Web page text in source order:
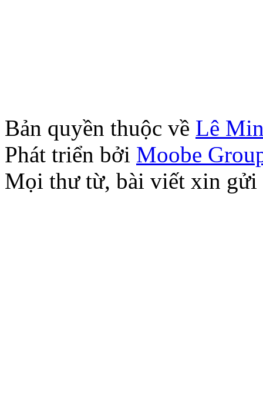
Bản quyền thuộc về Lê
Phát triển bởi Moobe
Mọi thư từ, bài viết xin gửi